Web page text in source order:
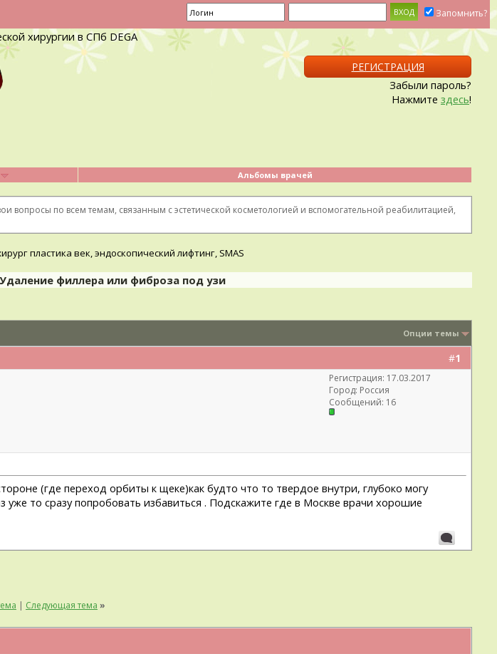
Запомнить?
РЕГИСТРАЦИЯ
Забыли пароль?
Нажмите здесь!
Альбомы врачей
вопросы по всем темам, связанным с эстетической косметологией и вспомогательной реабилитацией,
Удаление филлера или фиброза под узи
Опции темы
#1
Регистрация: 17.03.2017
Город: Россия
Сообщений: 16
(где переход орбиты к щеке)как будто что то твердое внутри, глубоко могу
то сразу попробовать избавиться . Подскажите где в Москве врачи хорошие
| Следующая тема »